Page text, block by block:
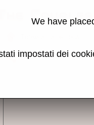
The
Condividi la pagina
We have
impostati dei